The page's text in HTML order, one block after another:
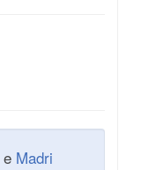
e Madri